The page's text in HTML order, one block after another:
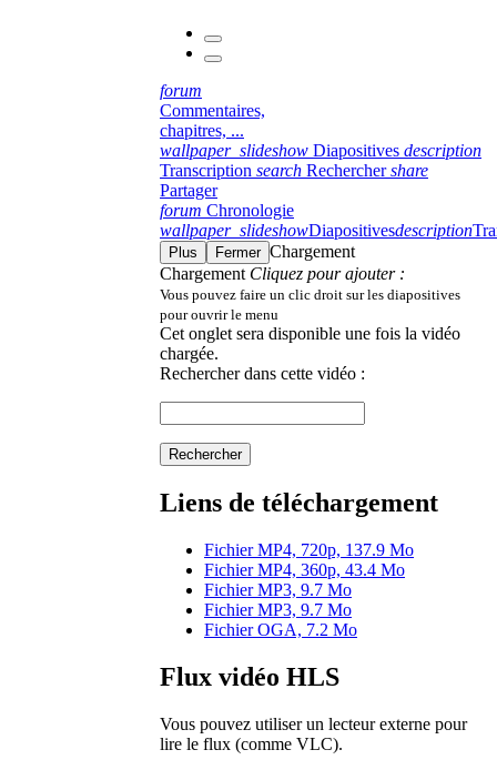
forum
Commentaires,
chapitres, ...
wallpaper_slideshow Diapositives description
Transcription search Rechercher share
Partager
forum Chronologie
wallpaper_slideshowDiapositivesdescription
Plus Fermer Chargement
Chargement Cliquez pour ajouter :
Vous pouvez faire un clic droit sur les diapositives
pour ouvrir le menu
Cet onglet sera disponible une fois la vidéo
chargée.
Rechercher dans cette vidéo :
Rechercher
Liens de téléchargement
Fichier MP4, 720p, 137.9 Mo
Fichier MP4, 360p, 43.4 Mo
Fichier MP3, 9.7 Mo
Fichier MP3, 9.7 Mo
Fichier OGA, 7.2 Mo
Flux vidéo HLS
Vous pouvez utiliser un lecteur externe pour
lire le flux (comme VLC).